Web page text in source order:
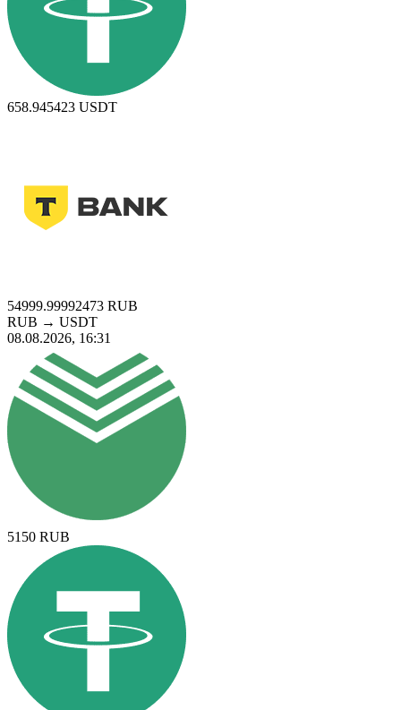
658.945423 USDT
54999.99992473 RUB
RUB → USDT
08.08.2026, 16:31
5150 RUB